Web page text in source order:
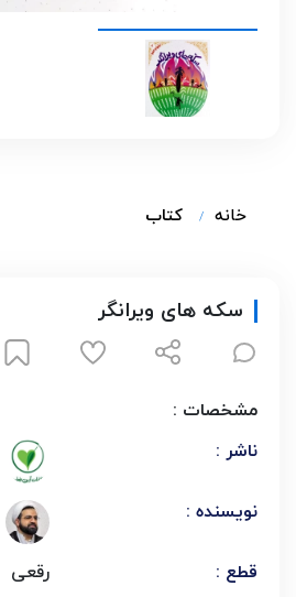
خانه کتاب
سکه های ویرانگر
مشخصات :
ناشر :
نویسنده :
قطع :
رقعی